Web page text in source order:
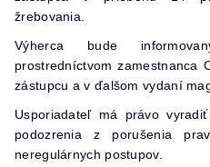
žrebovania.
Výherca bude
prostredníctvom zamestnanca
zástupcu a v ďalšom vydaní
Usporiadateľ má právo
podozrenia z porušenia
neregulárnych postupov.